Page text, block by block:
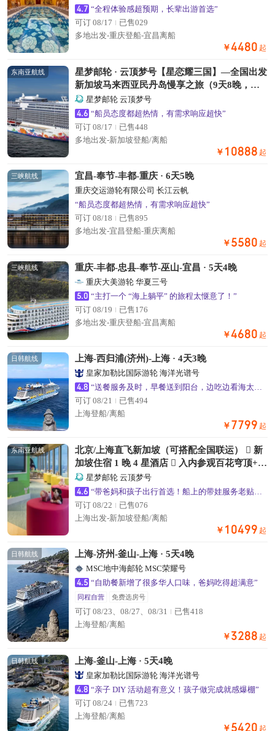
4.7 “全程体验感超预期，长辈出游首选”
可订 08/17
已售029
多地出发-重庆登船-宜昌离船
￥4480 起
东南亚航线
星梦邮轮 · 云顶梦号【星恋耀三国】—全国出发
新加坡马来西亚民丹岛慢享之旅（9天8晚，一
次航行，三国风情）
星梦邮轮 云顶梦号
4.6 “船员态度都超热情，有需求响应超快”
可订 08/17
已售448
多地出发-新加坡登船/离船
￥ 10888 起
三峡航线 宜昌-奉节-丰都-重庆 · 6天5晚
重庆交运游轮有限公司 长江云帆
“船员态度都超热情，有需求响应超快”
可订 08/18
已售895
多地出发-宜昌登船-重庆离船
￥ 5580 起
三峡航线 重庆-丰都-忠县-奉节-巫山-宜昌 · 5天4晚
重庆大美游轮 华夏三号
5.0 “主打一个 “海上躺平” 的旅程太惬意了！”
可订 08/19
已售176
多地出发-重庆登船-宜昌离船
￥4680 起
日韩航线 上海-西归浦(济州)-上海 · 4天3晚
皇家加勒比国际游轮 海洋光谱号
4.8
“送餐服务及时，早餐送到阳台，边吃边看海太舒服了”
可订 08/21
已售494
上海登船/离船
￥ 7799 起
东南亚航线
北京/上海直飞新加坡（可搭配全国联运）  新
加坡住宿 1 晚 4 星酒店  入内参观百花穹顶+云
雾森林
星梦邮轮 云顶梦号
4.6
可订 08/22
已售076
上海出发-新加坡登船/离船
￥ 10499 起
日韩航线 上海-济州-釜山-上海 · 5天4晚
MSC地中海邮轮 MSC荣耀号
4.5 “自助餐新增了很多华人口味，爸妈吃得超满意”
同程自营 免费选房号
可订 08/23、08/27、08/31
已售418
上海登船/离船
￥ 3288 起
日韩航线 上海-釜山-上海 · 5天4晚
皇家加勒比国际游轮 海洋光谱号
4.8 “亲子 DIY 活动超有意义！孩子做完成就感爆棚”
可订 08/24
已售723
上海登船/离船
￥ 5420 起